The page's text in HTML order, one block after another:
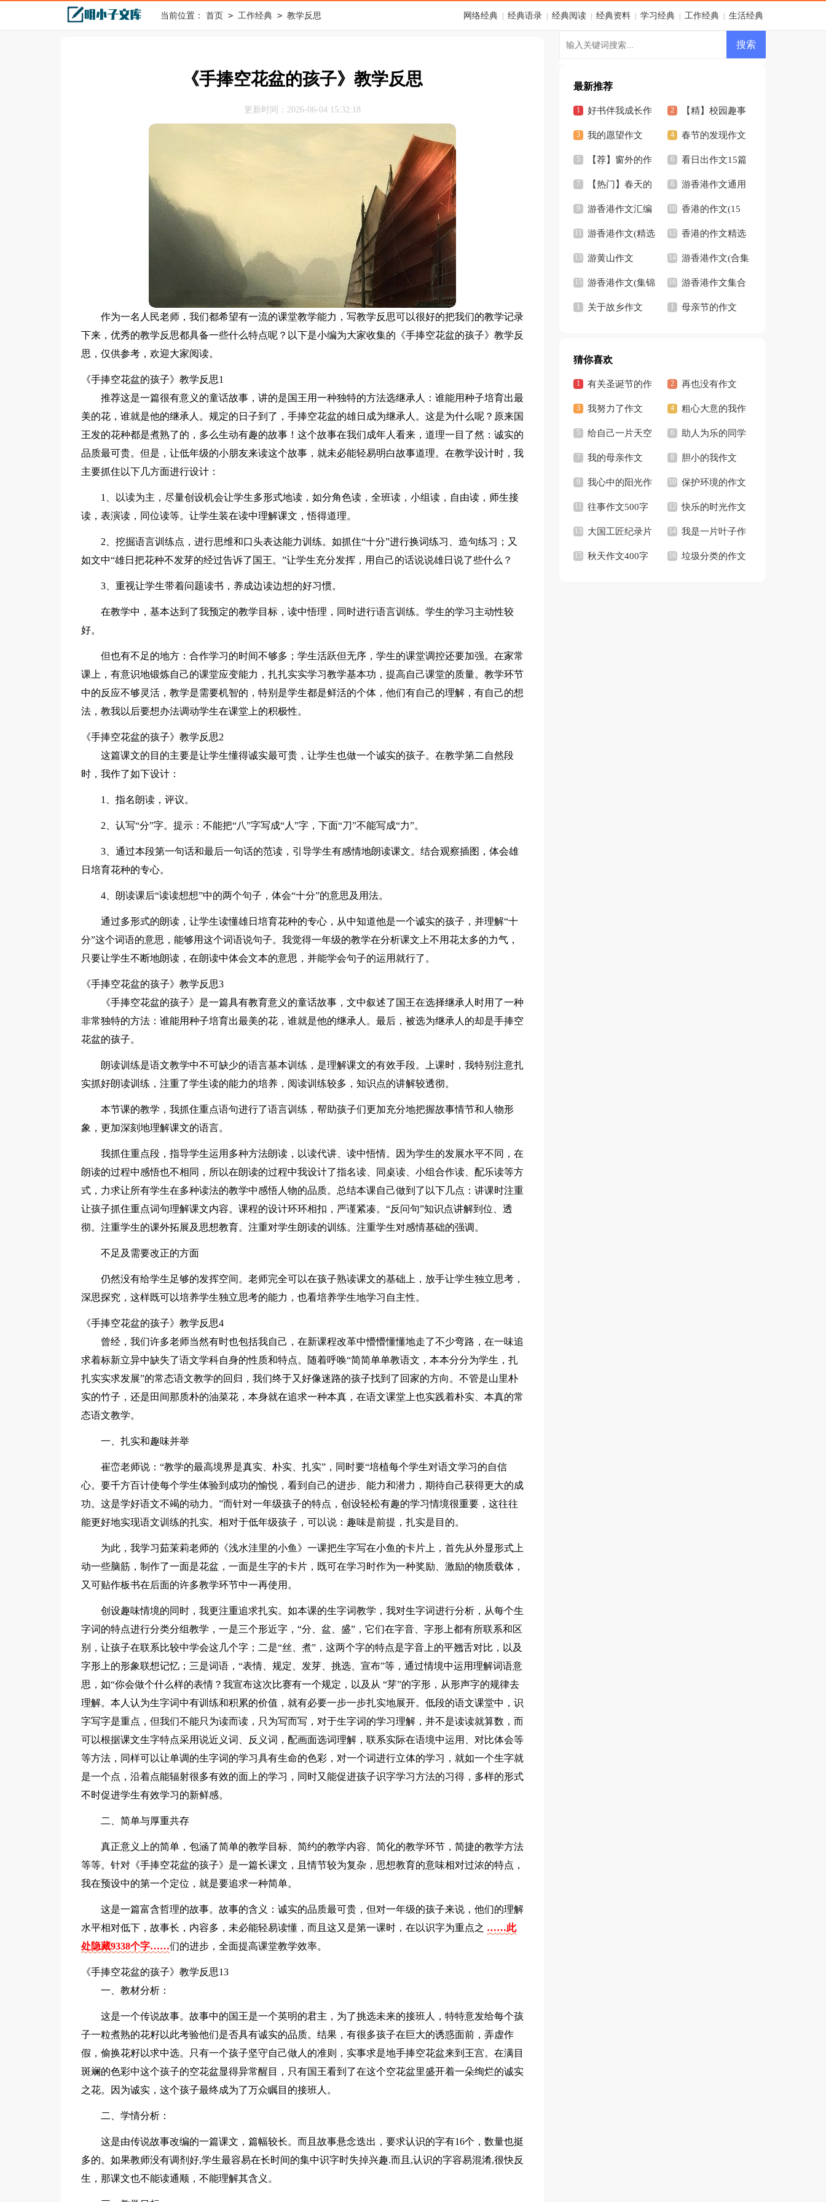
当前位置： 首页 > 工作经典 > 教学反思 网络经典 经典语录 经典阅读 经典资料 学习经典 工作经典 生活经典
《手捧空花盆的孩子》教学反思
更新时间：2026-06-04 15:32:18
作为一名人民老师，我们都希望有一流的课堂教学能力，写教学反思可以很好的把我们的教学记录
下来，优秀的教学反思都具备一些什么特点呢？以下是小编为大家收集的《手捧空花盆的孩子》教学反
思，仅供参考，欢迎大家阅读。
《手捧空花盆的孩子》教学反思1
推荐这是一篇很有意义的童话故事，讲的是国王用一种独特的方法选继承人：谁能用种子培育出最
美的花，谁就是他的继承人。规定的日子到了，手捧空花盆的雄日成为继承人。这是为什么呢？原来国
王发的花种都是煮熟了的，多么生动有趣的故事！这个故事在我们成年人看来，道理一目了然：诚实的
品质最可贵。但是，让低年级的小朋友来读这个故事，就未必能轻易明白故事道理。在教学设计时，我
主要抓住以下几方面进行设计：
1、以读为主，尽量创设机会让学生多形式地读，如分角色读，全班读，小组读，自由读，师生接
读，表演读，同位读等。让学生装在读中理解课文，悟得道理。
2、挖掘语言训练点，进行思维和口头表达能力训练。如抓住“十分”进行换词练习、造句练习；又
如文中“雄日把花种不发芽的经过告诉了国王。”让学生充分发挥，用自己的话说说雄日说了些什么？
3、重视让学生带着问题读书，养成边读边想的好习惯。
在教学中，基本达到了我预定的教学目标，读中悟理，同时进行语言训练。学生的学习主动性较
好。
但也有不足的地方：合作学习的时间不够多；学生活跃但无序，学生的课堂调控还要加强。在家常
课上，有意识地锻炼自己的课堂应变能力，扎扎实实学习教学基本功，提高自己课堂的质量。教学环节
中的反应不够灵活，教学是需要机智的，特别是学生都是鲜活的个体，他们有自己的理解，有自己的想
法，教我以后要想办法调动学生在课堂上的积极性。
《手捧空花盆的孩子》教学反思2
这篇课文的目的主要是让学生懂得诚实最可贵，让学生也做一个诚实的孩子。在教学第二自然段
时，我作了如下设计：
1、指名朗读，评议。
2、认写“分”字。提示：不能把“八”字写成“人”字，下面“刀”不能写成“力”。
3、通过本段第一句话和最后一句话的范读，引导学生有感情地朗读课文。结合观察插图，体会雄
日培育花种的专心。
4、朗读课后“读读想想”中的两个句子，体会“十分”的意思及用法。
通过多形式的朗读，让学生读懂雄日培育花种的专心，从中知道他是一个诚实的孩子，并理解“十
分”这个词语的意思，能够用这个词语说句子。我觉得一年级的教学在分析课文上不用花太多的力气，
只要让学生不断地朗读，在朗读中体会文本的意思，并能学会句子的运用就行了。
《手捧空花盆的孩子》教学反思3
《手捧空花盆的孩子》是一篇具有教育意义的童话故事，文中叙述了国王在选择继承人时用了一种
非常独特的方法：谁能用种子培育出最美的花，谁就是他的继承人。最后，被选为继承人的却是手捧空
花盆的孩子。
朗读训练是语文教学中不可缺少的语言基本训练，是理解课文的有效手段。上课时，我特别注意扎
实抓好朗读训练，注重了学生读的能力的培养，阅读训练较多，知识点的讲解较透彻。
本节课的教学，我抓住重点语句进行了语言训练，帮助孩子们更加充分地把握故事情节和人物形
象，更加深刻地理解课文的语言。
我抓住重点段，指导学生运用多种方法朗读，以读代讲、读中悟情。因为学生的发展水平不同，在
朗读的过程中感悟也不相同，所以在朗读的过程中我设计了指名读、同桌读、小组合作读、配乐读等方
式，力求让所有学生在多种读法的教学中感悟人物的品质。总结本课自己做到了以下几点：讲课时注重
让孩子抓住重点词句理解课文内容。课程的设计环环相扣，严谨紧凑。“反问句”知识点讲解到位、透
彻。注重学生的课外拓展及思想教育。注重对学生朗读的训练。注重学生对感情基础的强调。
不足及需要改正的方面
仍然没有给学生足够的发挥空间。老师完全可以在孩子熟读课文的基础上，放手让学生独立思考，
深思探究，这样既可以培养学生独立思考的能力，也看培养学生地学习自主性。
《手捧空花盆的孩子》教学反思4
曾经，我们许多老师当然有时也包括我自己，在新课程改革中懵懵懂懂地走了不少弯路，在一味追
求着标新立异中缺失了语文学科自身的性质和特点。随着呼唤“简简单单教语文，本本分分为学生，扎
扎实实求发展”的常态语文教学的回归，我们终于又好像迷路的孩子找到了回家的方向。不管是山里朴
实的竹子，还是田间那质朴的油菜花，本身就在追求一种本真，在语文课堂上也实践着朴实、本真的常
态语文教学。
一、扎实和趣味并举
崔峦老师说：“教学的最高境界是真实、朴实、扎实”，同时要“培植每个学生对语文学习的自信
心。要千方百计使每个学生体验到成功的愉悦，看到自己的进步、能力和潜力，期待自己获得更大的成
功。这是学好语文不竭的动力。”而针对一年级孩子的特点，创设轻松有趣的学习情境很重要，这往往
能更好地实现语文训练的扎实。相对于低年级孩子，可以说：趣味是前提，扎实是目的。
为此，我学习茹茉莉老师的《浅水洼里的小鱼》一课把生字写在小鱼的卡片上，首先从外显形式上
动一些脑筋，制作了一面是花盆，一面是生字的卡片，既可在学习时作为一种奖励、激励的物质载体，
又可贴作板书在后面的许多教学环节中一再使用。
创设趣味情境的同时，我更注重追求扎实。如本课的生字词教学，我对生字词进行分析，从每个生
字词的特点进行分类分组教学，一是三个形近字，“分、盆、盛”，它们在字音、字形上都有所联系和区
别，让孩子在联系比较中学会这几个字；二是“丝、煮”，这两个字的特点是字音上的平翘舌对比，以及
字形上的形象联想记忆；三是词语，“表情、规定、发芽、挑选、宣布”等，通过情境中运用理解词语意
思，如“你会做个什么样的表情？我宣布这次比赛有一个规定，以及从 “芽”的字形，从形声字的规律去
理解。本人认为生字词中有训练和积累的价值，就有必要一步一步扎实地展开。低段的语文课堂中，识
字写字是重点，但我们不能只为读而读，只为写而写，对于生字词的学习理解，并不是读读就算数，而
可以根据课文生字特点采用说近义词、反义词，配画面选词理解，联系实际在语境中运用、对比体会等
等方法，同样可以让单调的生字词的学习具有生命的色彩，对一个词进行立体的学习，就如一个生字就
是一个点，沿着点能辐射很多有效的面上的学习，同时又能促进孩子识字学习方法的习得，多样的形式
不时促进学生有效学习的新鲜感。
二、简单与厚重共存
真正意义上的简单，包涵了简单的教学目标、简约的教学内容、简化的教学环节，简捷的教学方法
等等。针对《手捧空花盆的孩子》是一篇长课文，且情节较为复杂，思想教育的意味相对过浓的特点，
我在预设中的第一个定位，就是要追求一种简单。
这是一篇富含哲理的故事。故事的含义：诚实的品质最可贵，但对一年级的孩子来说，他们的理解
水平相对低下，故事长，内容多，未必能轻易读懂，而且这又是第一课时，在以识字为重点之 ……此
处隐藏9338个字……们的进步，全面提高课堂教学效率。
《手捧空花盆的孩子》教学反思13
一、教材分析：
这是一个传说故事。故事中的国王是一个英明的君主，为了挑选未来的接班人，特特意发给每个孩
子一粒煮熟的花籽以此考验他们是否具有诚实的品质。结果，有很多孩子在巨大的诱惑面前，弄虚作
假，偷换花籽以求中选。只有一个孩子坚守自己做人的准则，实事求是地手捧空花盆来到王宫。在满目
斑斓的色彩中这个孩子的空花盆显得异常醒目，只有国王看到了在这个空花盆里盛开着一朵绚烂的诚实
之花。因为诚实，这个孩子最终成为了万众瞩目的接班人。
二、学情分析：
这是由传说故事改编的一篇课文，篇幅较长。而且故事悬念迭出，要求认识的字有16个，数量也挺
多的。如果教师没有调剂好,学生最容易在长时间的集中识字时失掉兴趣.而且,认识的字容易混淆,很快反
生，那课文也不能读通顺，不能理解其含义。
最新推荐
好书伴我成长作
文(15篇)
【精】校园趣事
作文
我的愿望作文
【热门】
春节的发现作文
【荐】窗外的作
文
看日出作文15篇
【热门】春天的
校园作文
游香港作文通用
15篇
游香港作文汇编
15篇
香港的作文(15
篇)
游香港作文(精选
15篇)
香港的作文精选
15篇
游黄山作文 游香港作文(合集
15篇)
游香港作文(集锦
15篇)
游香港作文集合
15篇
关于故乡作文 母亲节的作文
猜你喜欢
有关圣诞节的作
文
再也没有作文
700字
我努力了作文 粗心大意的我作
文
给自己一片天空
作文
助人为乐的同学
我的母亲作文
300字
胆小的我作文
400字
我心中的阳光作
文
保护环境的作文
500字
往事作文500字 快乐的时光作文
通用15篇
大国工匠纪录片
观后感
我是一片叶子作
文
秋天作文400字 垃圾分类的作文